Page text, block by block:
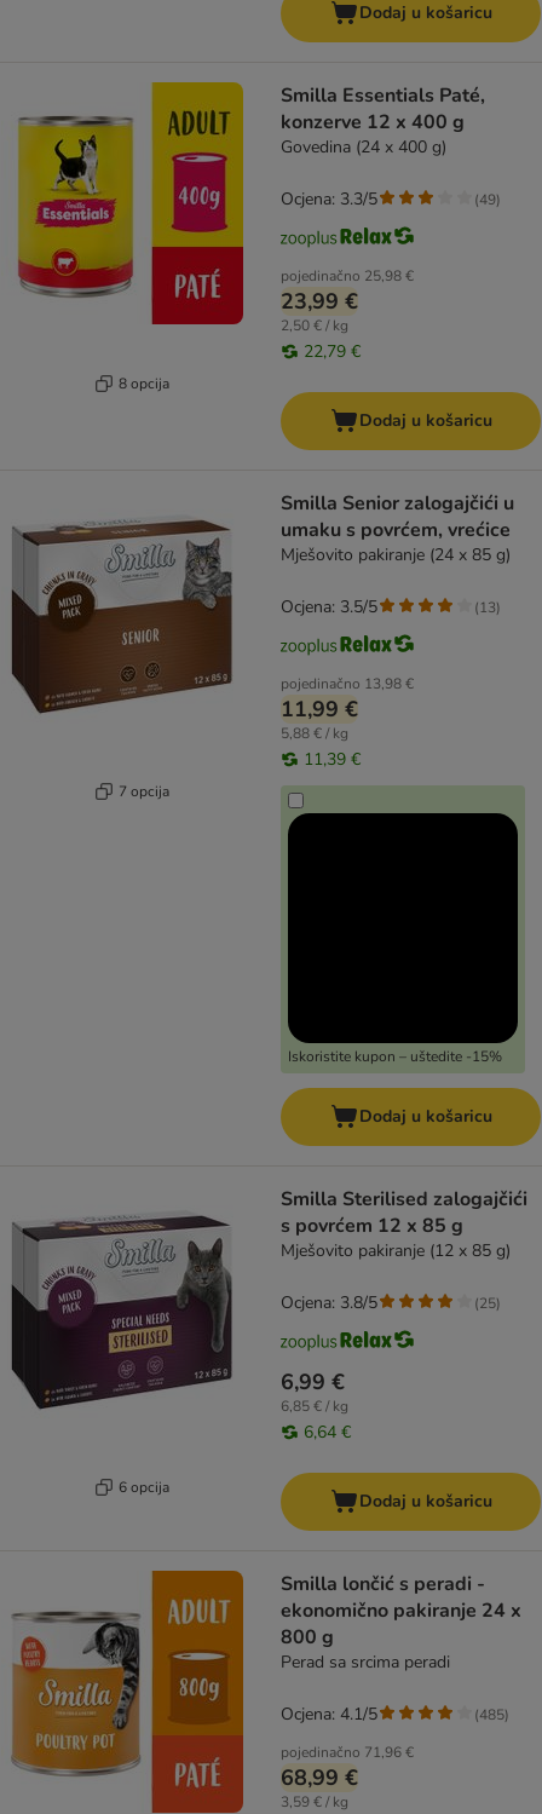
Dodaj u košaricu
8 opcija
Smilla Essentials Paté,
konzerve 12 x 400 g
Govedina (24 x 400 g)
pojedinačno 25,98 €
23,99 €
2,50 € / kg
22,79 €
Ocjena: 3.3/5 (49)
Dodaj u košaricu
7 opcija
Smilla Senior zalogajčići u
umaku s povrćem, vrećice
Mješovito pakiranje (24 x 85 g)
pojedinačno 13,98 €
11,99 €
5,88 € / kg
11,39 €
Iskoristite kupon – uštedite -15%
Ocjena: 3.5/5 (13)
Dodaj u košaricu
6 opcija
Smilla Sterilised zalogajčići
s povrćem 12 x 85 g
Mješovito pakiranje (12 x 85 g)
6,99 €
6,85 € / kg
6,64 €
Ocjena: 3.8/5 (25)
Dodaj u košaricu
Smilla lončić s peradi -
ekonomično pakiranje 24 x
800 g
Perad sa srcima peradi
pojedinačno 71,96 €
68,99 €
3,59 € / kg
Ocjena: 4.1/5 (485)